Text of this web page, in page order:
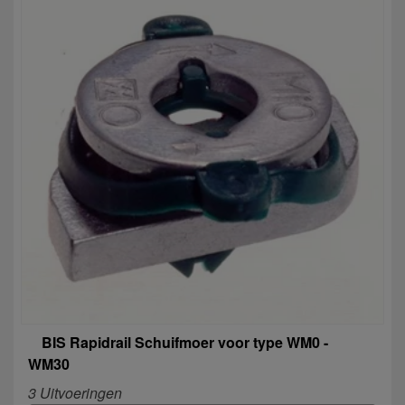
BIS Rapidrail Schuifmoer voor type WM0 -
WM30
3 Uitvoeringen